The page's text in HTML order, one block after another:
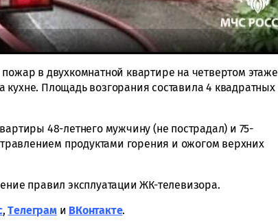
в двухкомнатной квартире на четвертом этаже
Площадь возгорания составила 4 квадратных
48-летнего мужчину (не пострадал) и 75-
продуктами горения и ожогом верхних
правил эксплуатации ЖК-телевизора.
,Tелеграми ВКонтакте.